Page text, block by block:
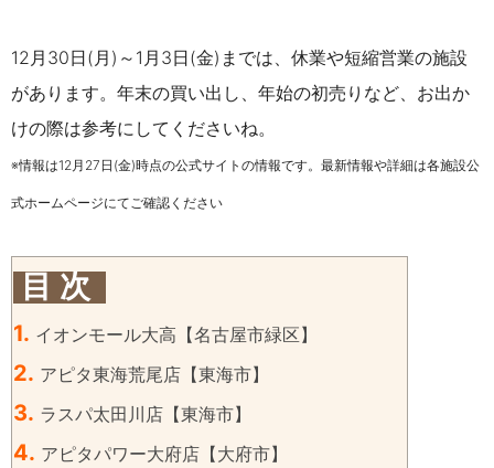
12月30日(月)～1月3日(金)までは、休業や短縮営業の施設
があります。 年末の買い出し、年始の初売りなど、お出か
けの際は参考にしてくださいね。
※情報は12月27日(金)時点の公式サイトの情報です。最新情報や詳細は各施設公
式ホームページにてご確認ください
目 次
1. イオンモール大高【名古屋市緑区】
2. アピタ東海荒尾店【東海市】
3. ラスパ太田川店【東海市】
4. アピタパワー大府店【大府市】